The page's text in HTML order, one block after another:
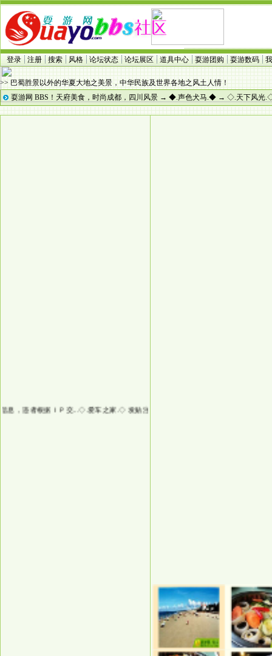
登录 注册 搜索 风格 论坛状态 论坛展区 道具中心 耍游团购 耍游数码
>> 巴蜀胜景以外的华夏大地之美景，中华民族及世界各地之风土人情！
耍游网 BBS！天府美食，时尚成都，四川风景 → ◆.声色犬马.◆ → ◇.天下风光
，违者根据ＩＰ交...◇.爱车之家.◇发贴注意：不要发非法信息，违者根据ＩＰ交...